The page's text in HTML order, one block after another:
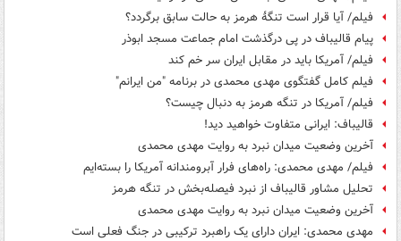
فیلم/ آیا قرار است تنگهٔ هرمز به حالت سابق برگردد؟
پیام قالیباف در پی درگذشت امام جماعت مسجد ابوذر
فیلم/ آمریکا باید در مقابل ایران سر خم کند
فیلم کامل گفتگوی مهدی محمدی در برنامه "من ایرانم"
فیلم/ آمریکا در تنگه هرمز به دنبال چیست؟
قالیباف: ایرانی متفاوت خواهید دید!
آخرین وضعیت میدان نبرد به روایت مهدی محمدی
فیلم/ مهدی محمدی: راه‌های فرار آبرومندانه آمریکا را بسته‌ایم
تحلیل مشاور قالیباف از نبرد فیصله‌بخش در تنگه هرمز
آخرین وضعیت میدان نبرد به روایت مهدی محمدی
مهدی محمدی: ایران دارای یک راهبرد ترکیبی در جنگ فعلی است